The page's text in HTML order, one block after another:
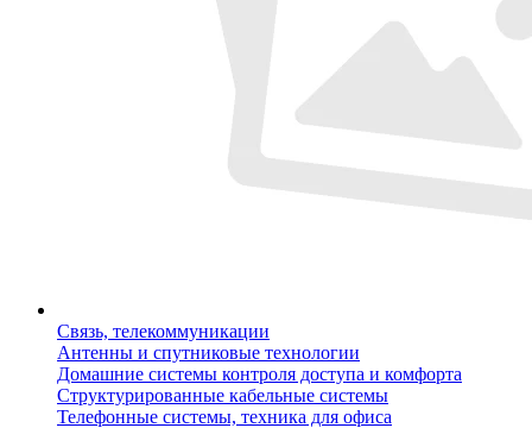
Связь, телекоммуникации
Антенны и спутниковые технологии
Домашние системы контроля доступа и комфорта
Структурированные кабельные системы
Телефонные системы, техника для офиса